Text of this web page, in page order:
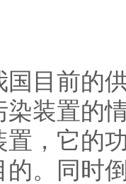
目前的
装置的
置，它的
。同时